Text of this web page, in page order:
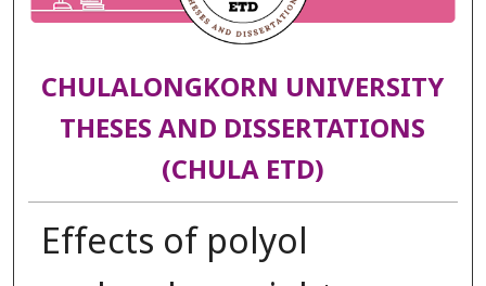
CHULALONGKORN UNIVERSITY
THESES AND DISSERTATIONS
(CHULA ETD)
Effects of polyol